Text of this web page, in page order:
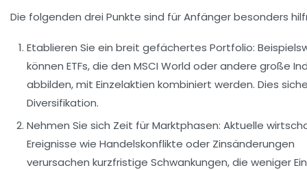
Die folgenden drei Punkte sind für Anfänger besonders
Etablieren Sie ein breit gefächertes Portfolio:
können ETFs, die den MSCI World oder andere große
abbilden, mit Einzelaktien kombiniert werden. Dies
Diversifikation.
Nehmen Sie sich Zeit für Marktphasen: Aktuelle
Ereignisse wie Handelskonflikte oder Zinsänderungen
verursachen kurzfristige Schwankungen, die weniger